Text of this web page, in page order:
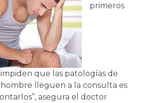
primeros
que las patologías de
lleguen a la consulta es
asegura el doctor